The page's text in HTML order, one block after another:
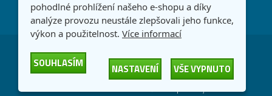
Česká republika Slovensko
pohodlné prohlížení našeho e-shopu a díky
analýze provozu neustále zlepšovali jeho funkce,
výkon a použitelnost. Více informací
SOUHLASÍM NASTAVENÍ VŠE VYPNUTO